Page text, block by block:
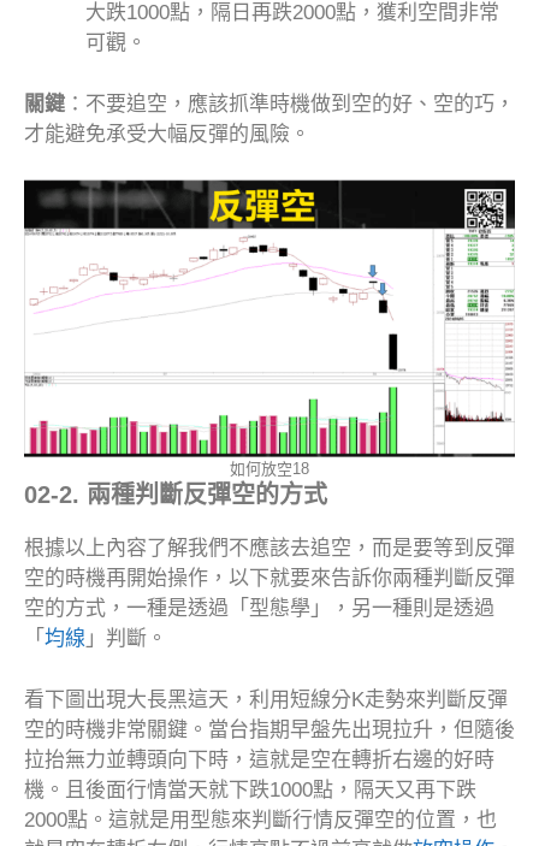
大跌1000點，隔日再跌2000點，獲利空間非常
可觀。
關鍵 ：不要追空，應該抓準時機做到空的好、空的巧，
才能避免承受大幅反彈的風險。
如何放空18
02-2. 兩種判斷反彈空的方式
根據以上內容了解我們不應該去追空，而是要等到反彈
空的時機再開始操作，以下就要來告訴你兩種判斷反彈
空的方式，一種是透過「型態學」，另一種則是透過
「 均線 」判斷。
看下圖出現大長黑這天，利用短線分K走勢來判斷反彈
空的時機非常關鍵。當台指期早盤先出現拉升，但隨後
拉抬無力並轉頭向下時，這就是空在轉折右邊的好時
機。且後面行情當天就下跌1000點，隔天又再下跌
2000點。這就是用型態來判斷行情反彈空的位置，也